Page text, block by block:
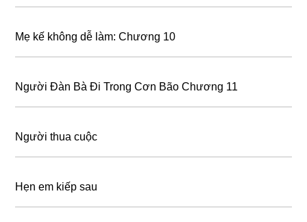
Mẹ kế không dễ làm: Chương 10
Người Đàn Bà Đi Trong Cơn Bão Chương 11
Người thua cuộc
Hẹn em kiếp sau